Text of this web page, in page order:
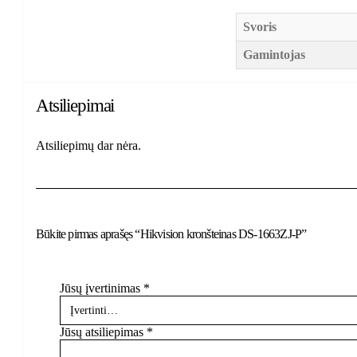
Svoris
Gamintojas
Atsiliepimai
Atsiliepimų dar nėra.
Būkite pirmas aprašęs “Hikvision kronšteinas DS-1663ZJ-P”
Jūsų įvertinimas *
Jūsų atsiliepimas *